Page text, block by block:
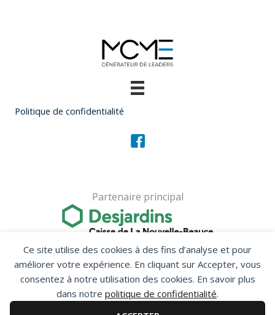
Ce site utilise des cookies à des fins d’analyse et pour
améliorer votre expérience. En cliquant sur Accepter, vous
consentez à notre utilisation des cookies. En savoir plus
dans notre politique de confidentialité.
Politique de confidentialité
Partenaire principal
Partenaire financier pour les étudiants